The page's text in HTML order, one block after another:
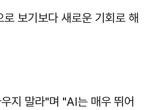
보기보다 새로운 기회로 해
지 말라"며 "AI는 매우 뛰어